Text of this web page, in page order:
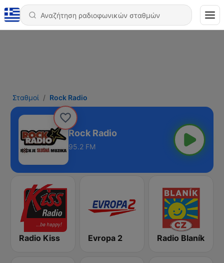
Σταθμοί Rock Radio
Rock Radio
95.2 FM
Radio Kiss Evropa 2 Radio Blaník